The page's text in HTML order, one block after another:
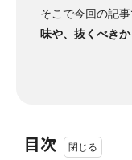
そこで今回の記
味や、抜くべき
目次